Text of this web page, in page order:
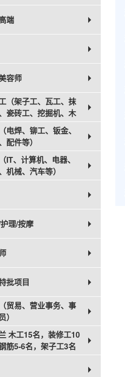
端
容师
（架子工、瓦工、抹
瓷砖工、挖掘机、木
电焊、铆工、钣金、
配件等）
IT、计算机、电器、
机械、汽车等）
理/按摩
批项目
贸易、营业事务、事
）
木工15名，装修工10
筋5-6名，架子工3名